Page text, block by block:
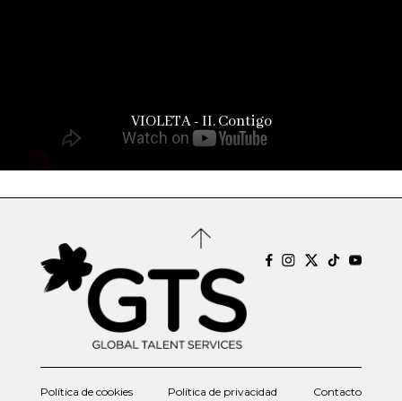
VIOLETA - II. Contigo
Política de cookies Política de privacidad Contacto